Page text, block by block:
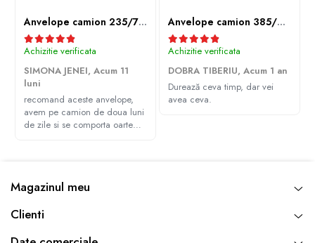
Anvelope camion 235/75R17.5 143/141J(144F) Westlake WDA2 TL M+S 3PMSF
Achizitie verificata
SIMONA JENEI, Acum 11
luni
recomand aceste anvelope,
avem pe camion de doua luni
de zile si se comporta oarte
Anvelope camion 385/65R22.5 164K LEAO KTS300 24PR TL
Achizitie verificata
DOBRA TIBERIU, Acum 1 an
Durează ceva timp, dar vei
avea ceva.
Magazinul meu
Clienti